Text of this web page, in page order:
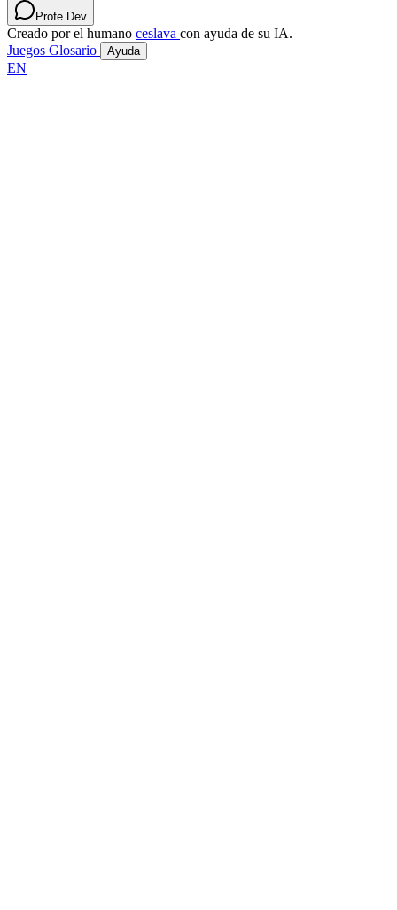
Profe Dev
Creado por el humano ceslava con ayuda de su IA.
Juegos Glosario Ayuda
EN